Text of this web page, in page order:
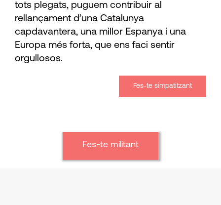
tots plegats, puguem contribuir al
rellançament d’una Catalunya
capdavantera, una millor Espanya i una
Europa més forta, que ens faci sentir
orgullosos.
Fes-te simpatitzant
Fes-te militant